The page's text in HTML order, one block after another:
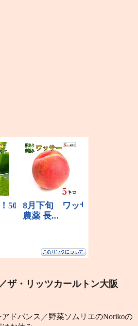
ザ・リッツカールトン大阪
ドバンス／野菜ソムリエのNorikoの